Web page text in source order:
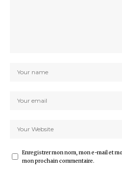
Enregistrer mon nom, mon e-mail et
mon prochain commentaire.